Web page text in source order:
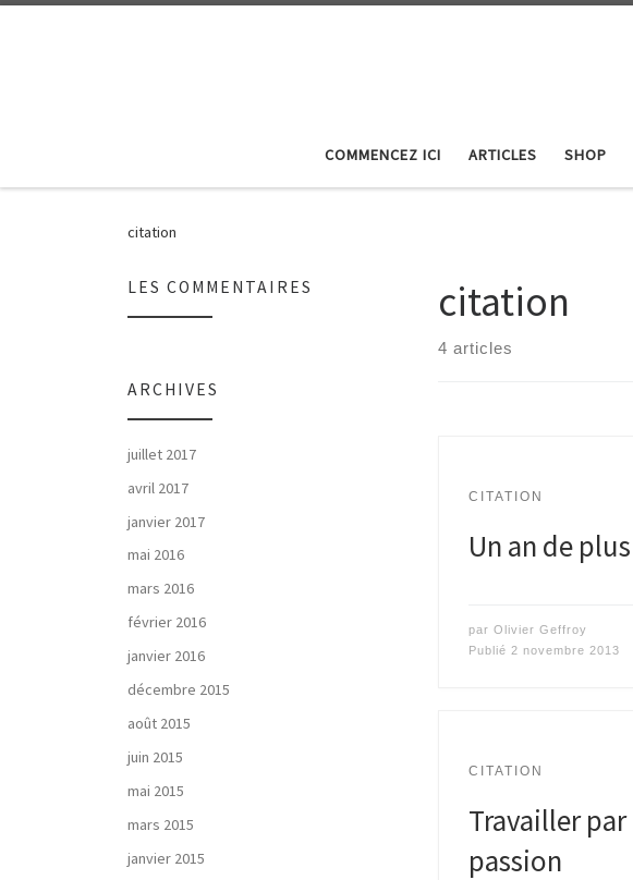
COMMENCEZ ICI ARTICLES SHOP
citation
citation
4 articles
CITATION
Un an de plus
par Olivier Geffroy
Publié 2 novembre 2013
CITATION
Travailler par
passion
LES COMMENTAIRES
ARCHIVES
juillet 2017
avril 2017
janvier 2017
mai 2016
mars 2016
février 2016
janvier 2016
décembre 2015
août 2015
juin 2015
mai 2015
mars 2015
janvier 2015